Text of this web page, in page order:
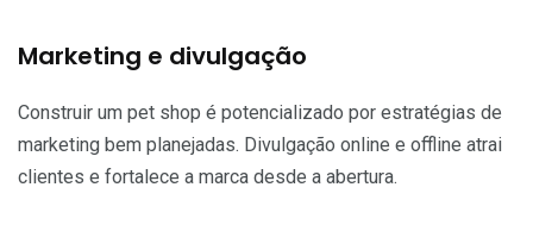
Marketing e divulgação
Construir um pet shop é potencializado por estratégias de
marketing bem planejadas. Divulgação online e offline atrai
clientes e fortalece a marca desde a abertura.